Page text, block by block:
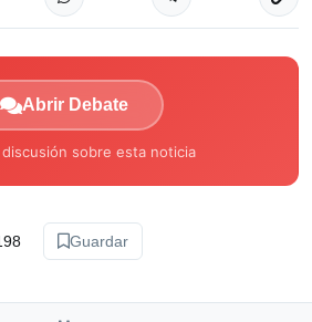
Abrir Debate
discusión sobre esta noticia
Guardar